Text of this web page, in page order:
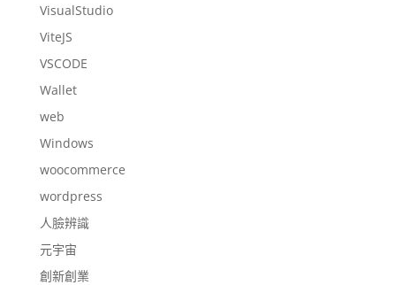
VisualStudio
ViteJS
VSCODE
Wallet
web
Windows
woocommerce
wordpress
人臉辨識
元宇宙
創新創業